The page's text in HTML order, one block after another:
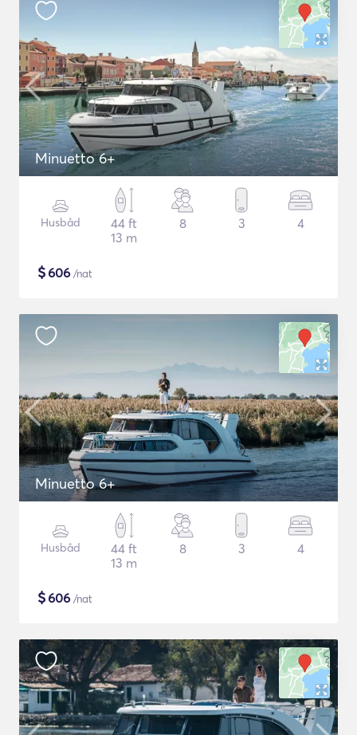
Minuetto 6+
Husbåd
44 ft
13 m
8 3 4
$606 /nat
Minuetto 6+
Husbåd
44 ft
13 m
8 3 4
$606 /nat